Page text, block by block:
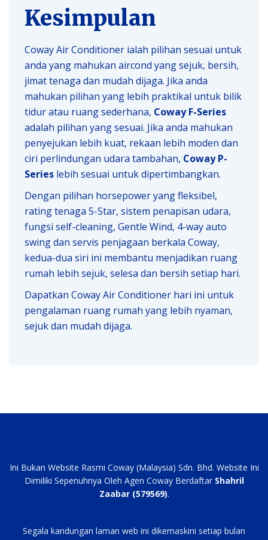
Kesimpulan
Coway Air Conditioner ialah pilihan sesuai untuk
anda yang mahukan aircond yang sejuk, bersih,
jimat tenaga dan mudah dijaga. Jika anda
mahukan pilihan yang lebih praktikal untuk bilik
tidur atau ruang sederhana, Coway F-Series
adalah pilihan yang sesuai. Jika anda mahukan
penyejukan lebih kuat, rekaan lebih moden dan
ciri perlindungan udara tambahan, Coway P-
Series lebih sesuai untuk dipertimbangkan.
Dengan pilihan horsepower yang fleksibel,
rating tenaga 5-Star, sistem penapisan udara,
fungsi self-cleaning, Gentle Wind, 4-way auto
swing dan servis penjagaan berkala Coway,
kedua-dua siri ini membantu menjadikan ruang
rumah lebih sejuk, selesa dan bersih setiap hari.
Dapatkan Coway Air Conditioner hari ini untuk
pengalaman ruang rumah yang lebih nyaman,
sejuk dan mudah dijaga.
Ini Bukan Website Rasmi Coway (Malaysia) Sdn. Bhd. Website Ini
Dimiliki Sepenuhnya Oleh Agen Coway Berdaftar Shahril
Zaabar (579569).
Segala kandungan laman web ini dikemaskini setiap bulan